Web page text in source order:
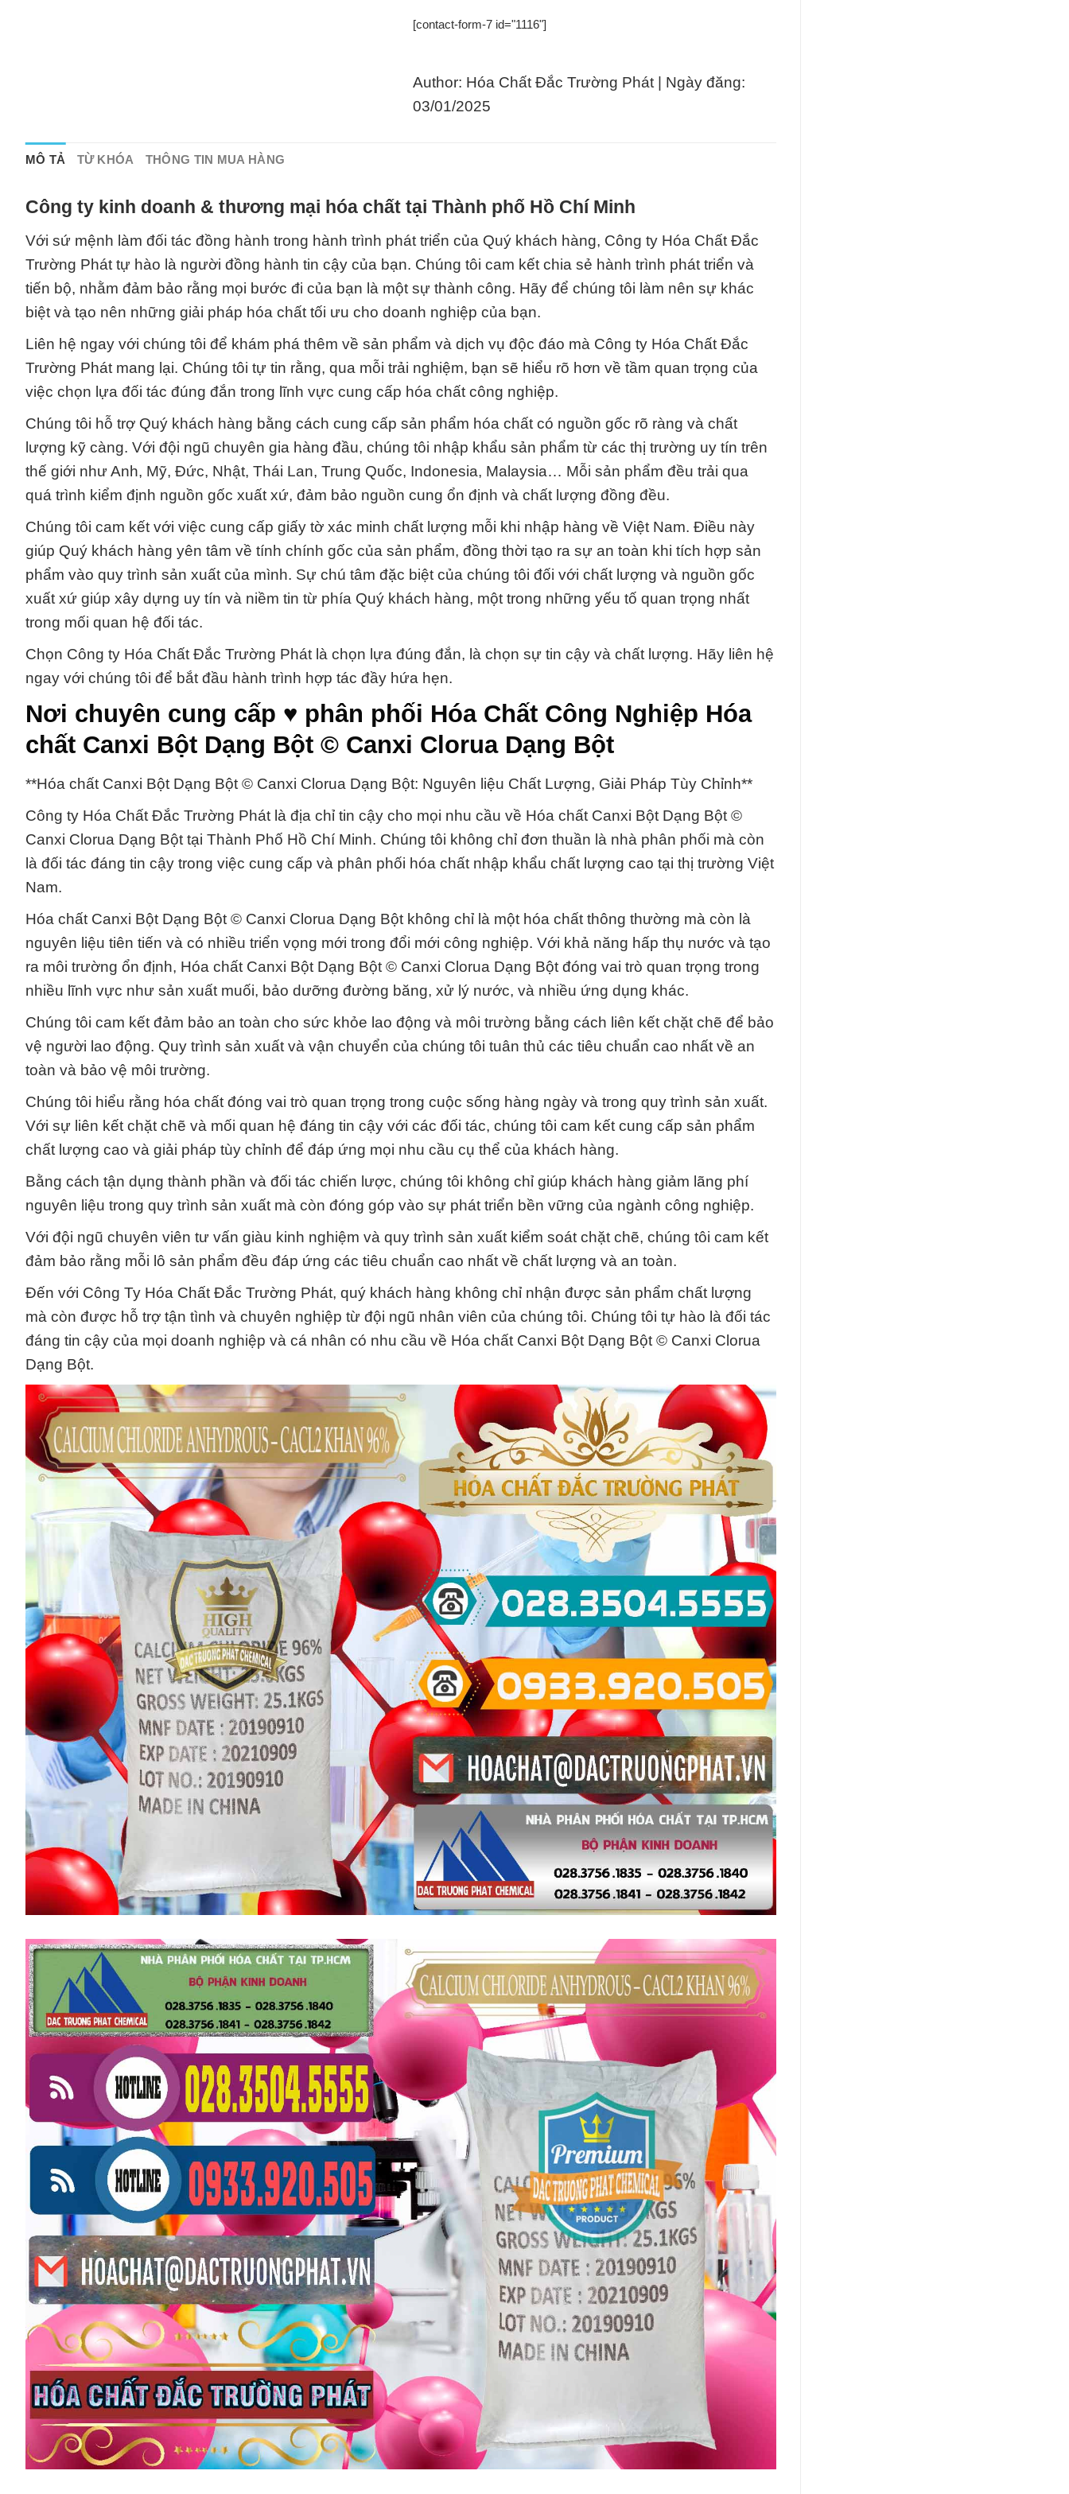
[contact-form-7 id="1116"]
Author: Hóa Chất Đắc Trường Phát | Ngày đăng:
03/01/2025
MÔ TẢ TỪ KHÓA THÔNG TIN MUA HÀNG
Công ty kinh doanh & thương mại hóa chất tại Thành phố Hồ Chí Minh
Với sứ mệnh làm đối tác đồng hành trong hành trình phát triển của Quý khách hàng, Công ty Hóa Chất Đắc
Trường Phát tự hào là người đồng hành tin cậy của bạn. Chúng tôi cam kết chia sẻ hành trình phát triển và
tiến bộ, nhằm đảm bảo rằng mọi bước đi của bạn là một sự thành công. Hãy để chúng tôi làm nên sự khác
biệt và tạo nên những giải pháp hóa chất tối ưu cho doanh nghiệp của bạn.
Liên hệ ngay với chúng tôi để khám phá thêm về sản phẩm và dịch vụ độc đáo mà Công ty Hóa Chất Đắc
Trường Phát mang lại. Chúng tôi tự tin rằng, qua mỗi trải nghiệm, bạn sẽ hiểu rõ hơn về tầm quan trọng của
việc chọn lựa đối tác đúng đắn trong lĩnh vực cung cấp hóa chất công nghiệp.
Chúng tôi hỗ trợ Quý khách hàng bằng cách cung cấp sản phẩm hóa chất có nguồn gốc rõ ràng và chất
lượng kỹ càng. Với đội ngũ chuyên gia hàng đầu, chúng tôi nhập khẩu sản phẩm từ các thị trường uy tín trên
thế giới như Anh, Mỹ, Đức, Nhật, Thái Lan, Trung Quốc, Indonesia, Malaysia… Mỗi sản phẩm đều trải qua
quá trình kiểm định nguồn gốc xuất xứ, đảm bảo nguồn cung ổn định và chất lượng đồng đều.
Chúng tôi cam kết với việc cung cấp giấy tờ xác minh chất lượng mỗi khi nhập hàng về Việt Nam. Điều này
giúp Quý khách hàng yên tâm về tính chính gốc của sản phẩm, đồng thời tạo ra sự an toàn khi tích hợp sản
phẩm vào quy trình sản xuất của mình. Sự chú tâm đặc biệt của chúng tôi đối với chất lượng và nguồn gốc
xuất xứ giúp xây dựng uy tín và niềm tin từ phía Quý khách hàng, một trong những yếu tố quan trọng nhất
trong mối quan hệ đối tác.
Chọn Công ty Hóa Chất Đắc Trường Phát là chọn lựa đúng đắn, là chọn sự tin cậy và chất lượng. Hãy liên hệ
ngay với chúng tôi để bắt đầu hành trình hợp tác đầy hứa hẹn.
Nơi chuyên cung cấp ♥ phân phối Hóa Chất Công Nghiệp Hóa
chất Canxi Bột Dạng Bột © Canxi Clorua Dạng Bột
**Hóa chất Canxi Bột Dạng Bột © Canxi Clorua Dạng Bột: Nguyên liệu Chất Lượng, Giải Pháp Tùy Chỉnh**
Công ty Hóa Chất Đắc Trường Phát là địa chỉ tin cậy cho mọi nhu cầu về Hóa chất Canxi Bột Dạng Bột ©
Canxi Clorua Dạng Bột tại Thành Phố Hồ Chí Minh. Chúng tôi không chỉ đơn thuần là nhà phân phối mà còn
là đối tác đáng tin cậy trong việc cung cấp và phân phối hóa chất nhập khẩu chất lượng cao tại thị trường Việt
Nam.
Hóa chất Canxi Bột Dạng Bột © Canxi Clorua Dạng Bột không chỉ là một hóa chất thông thường mà còn là
nguyên liệu tiên tiến và có nhiều triển vọng mới trong đổi mới công nghiệp. Với khả năng hấp thụ nước và tạo
ra môi trường ổn định, Hóa chất Canxi Bột Dạng Bột © Canxi Clorua Dạng Bột đóng vai trò quan trọng trong
nhiều lĩnh vực như sản xuất muối, bảo dưỡng đường băng, xử lý nước, và nhiều ứng dụng khác.
Chúng tôi cam kết đảm bảo an toàn cho sức khỏe lao động và môi trường bằng cách liên kết chặt chẽ để bảo
vệ người lao động. Quy trình sản xuất và vận chuyển của chúng tôi tuân thủ các tiêu chuẩn cao nhất về an
toàn và bảo vệ môi trường.
Chúng tôi hiểu rằng hóa chất đóng vai trò quan trọng trong cuộc sống hàng ngày và trong quy trình sản xuất.
Với sự liên kết chặt chẽ và mối quan hệ đáng tin cậy với các đối tác, chúng tôi cam kết cung cấp sản phẩm
chất lượng cao và giải pháp tùy chỉnh để đáp ứng mọi nhu cầu cụ thể của khách hàng.
Bằng cách tận dụng thành phần và đối tác chiến lược, chúng tôi không chỉ giúp khách hàng giảm lãng phí
nguyên liệu trong quy trình sản xuất mà còn đóng góp vào sự phát triển bền vững của ngành công nghiệp.
Với đội ngũ chuyên viên tư vấn giàu kinh nghiệm và quy trình sản xuất kiểm soát chặt chẽ, chúng tôi cam kết
đảm bảo rằng mỗi lô sản phẩm đều đáp ứng các tiêu chuẩn cao nhất về chất lượng và an toàn.
Đến với Công Ty Hóa Chất Đắc Trường Phát, quý khách hàng không chỉ nhận được sản phẩm chất lượng
mà còn được hỗ trợ tận tình và chuyên nghiệp từ đội ngũ nhân viên của chúng tôi. Chúng tôi tự hào là đối tác
đáng tin cậy của mọi doanh nghiệp và cá nhân có nhu cầu về Hóa chất Canxi Bột Dạng Bột © Canxi Clorua
Dạng Bột.